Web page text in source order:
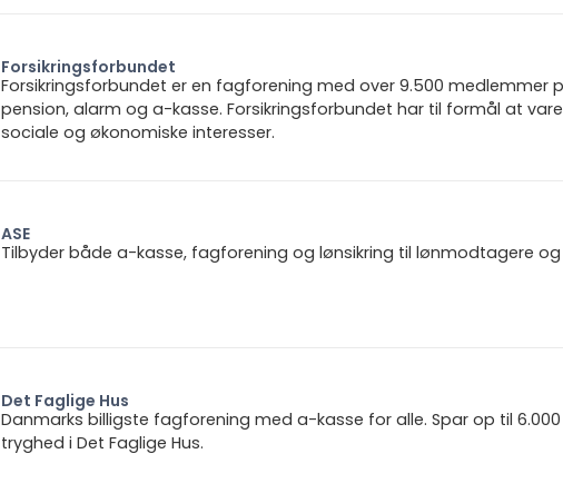
Forsikringsforbundet
Forsikringsforbundet er en fagforening med over 9.500
pension, alarm og a-kasse. Forsikringsforbundet har til formål at
sociale og økonomiske interesser.
ASE
Tilbyder både a-kasse, fagforening og lønsikring til lønmodtagere
Det Faglige Hus
Danmarks billigste fagforening med a-kasse for alle. Spar op til
tryghed i Det Faglige Hus.